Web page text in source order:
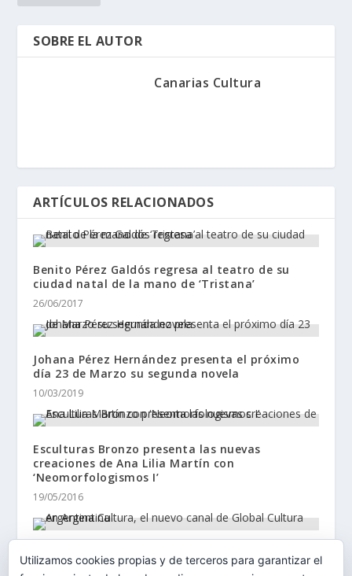
SOBRE EL AUTOR
Canarias Cultura
ARTÍCULOS RELACIONADOS
Benito Pérez Galdós regresa al teatro de su
ciudad natal de la mano de ‘Tristana’
26/06/2017
Johana Pérez Hernández presenta el próximo
día 23 de Marzo su segunda novela
10/03/2019
Esculturas Bronzo presenta las nuevas
creaciones de Ana Lilia Martín con
‘Neomorfologismos I’
19/05/2016
Argentina Cultura, el nuevo canal de Global
Cultura en Argentina
Utilizamos cookies propias y de terceros para garantizar el